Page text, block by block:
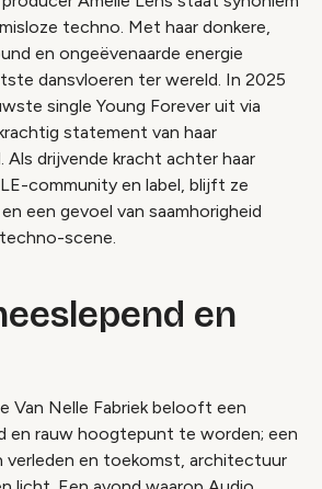
techno. Met haar donkere,
en ongeëvenaarde energie
dansvloeren ter wereld. In 2025
single Young Forever uit via
statement van haar
Als drijvende kracht achter haar
community en label, blijft ze
een gevoel van saamhorigheid
scene.
en
Van Nelle Fabriek belooft een
en rauw hoogtepunt te worden; een
verleden en toekomst, architectuur